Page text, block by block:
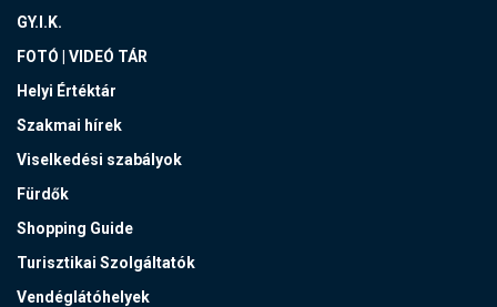
GY.I.K.
FOTÓ | VIDEÓ TÁR
Helyi Értéktár
Szakmai hírek
Viselkedési szabályok
Fürdők
Shopping Guide
Turisztikai Szolgáltatók
Vendéglátóhelyek